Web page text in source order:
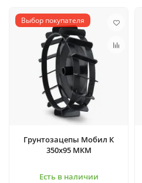
Выбор покупателя
Грунтозацепы Мобил К
350х95 МКМ
Есть в наличии